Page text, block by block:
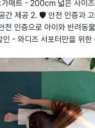
가매트 - 200cm 넓은 사이
간 제공 2. 🛡️ 안전 인증과
전 인증으로 아이와 반려동
- 와디즈 서포터만을 위한